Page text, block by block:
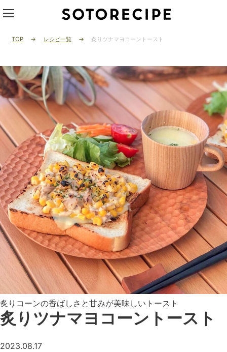
TOP レシピ一覧 炙りツナマヨコーントースト
炙りコーンの香ばしさと甘みが美味しいトースト
炙りツナマヨコーントースト
2023.08.17